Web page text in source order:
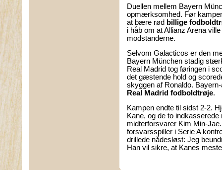
Duellen mellem Bayern
opmærksomhed. Før
at bære rød billige
i håb om at Allianz Arena
modstanderne.
Selvom Galacticos er den
Bayern München stadig
Real Madrid tog føringen i
det gæstende hold og
skyggen af Ronaldo.
Real Madrid fodboldtrøje.
Kampen endte til sidst 2-2.
Kane, og de to
midterforsvarer Kim Min-
forsvarsspiller i Serie A
drillede nådesløst: Jeg
Han vil sikre, at Kanes